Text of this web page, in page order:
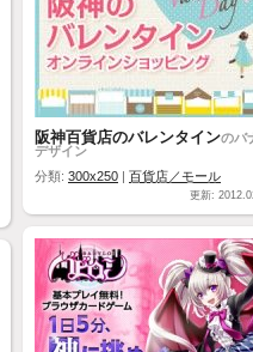
阪神百貨店のバレンタインのバ
デザイン
分類: 300x250 百貨店／モール
更新: